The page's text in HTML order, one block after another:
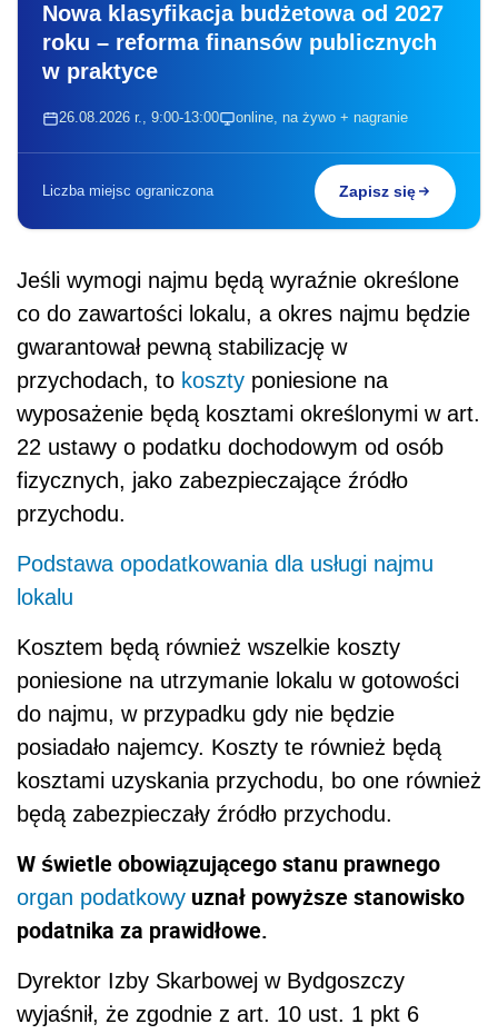
Nowa klasyfikacja budżetowa od 2027
roku – reforma finansów publicznych
w praktyce
26.08.2026 r., 9:00-13:00 online, na żywo + nagranie
Liczba miejsc ograniczona Zapisz się
Jeśli wymogi najmu będą wyraźnie określone
co do zawartości lokalu, a okres najmu będzie
gwarantował pewną stabilizację w
przychodach, to koszty poniesione na
wyposażenie będą kosztami określonymi w art.
22 ustawy o podatku dochodowym od osób
fizycznych, jako zabezpieczające źródło
przychodu.
Podstawa opodatkowania dla usługi najmu
lokalu
Kosztem będą również wszelkie koszty
poniesione na utrzymanie lokalu w gotowości
do najmu, w przypadku gdy nie będzie
posiadało najemcy. Koszty te również będą
kosztami uzyskania przychodu, bo one również
będą zabezpieczały źródło przychodu.
W świetle obowiązującego stanu prawnego
organ podatkowy uznał powyższe stanowisko
podatnika za prawidłowe.
Dyrektor Izby Skarbowej w Bydgoszczy
wyjaśnił, że zgodnie z art. 10 ust. 1 pkt 6